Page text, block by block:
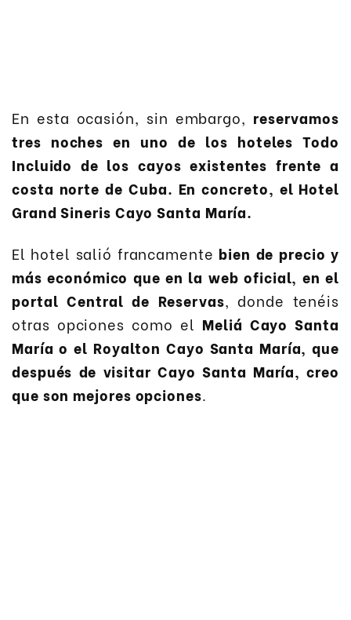
En esta ocasión, sin embargo, reservamos
tres noches en uno de los hoteles Todo
Incluido de los cayos existentes frente a
costa norte de Cuba. En concreto, el Hotel
Grand Sineris Cayo Santa María.
El hotel salió francamente bien de precio y
más económico que en la web oficial, en el
portal Central de Reservas, donde tenéis
otras opciones como el Meliá Cayo Santa
María o el Royalton Cayo Santa María, que
después de visitar Cayo Santa María, creo
que son mejores opciones.